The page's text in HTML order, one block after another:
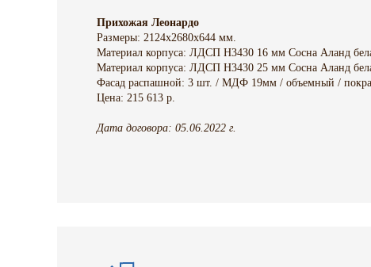
Прихожая Леонардо
Размеры: 2124х2680х644 мм.
Материал корпуса: ЛДСП H3430 16 мм Сосна Аланд
Материал корпуса: ЛДСП H3430 25 мм Сосна Аланд
Фасад распашной: 3 шт. / МДФ 19мм / объемный /
Цена: 215 613 р.
Дата договора: 05.06.2022 г.